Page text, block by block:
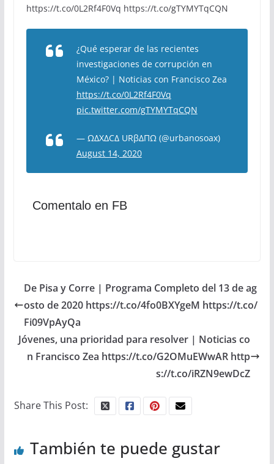
https://t.co/0L2Rf4F0Vq https://t.co/gTYMYTqCQN
¿Qué esperar de las recientes
investigaciones de corrupción en
México? | Noticias con Francisco Zea
https://t.co/0L2Rf4F0Vq
pic.twitter.com/gTYMYTqCQN
— ΩΔXΔCΔ URβΔΠΩ (@urbanosoax)
August 14, 2020
Comentalo en FB
De Pisa y Corre | Programa Completo del 13 de ag
osto de 2020 https://t.co/4fo0BXYgeM https://t.co/
Fi09VpAyQa
Jóvenes, una prioridad para resolver | Noticias co
n Francisco Zea https://t.co/G2OMuEWwAR http
s://t.co/iRZN9ewDcZ
Share This Post:
También te puede gustar